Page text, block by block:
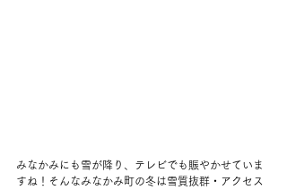
みなかみにも雪が降り、テレビでも賑やかせていま
すね！そんなみなかみ町の冬は雪質抜群・アクセス